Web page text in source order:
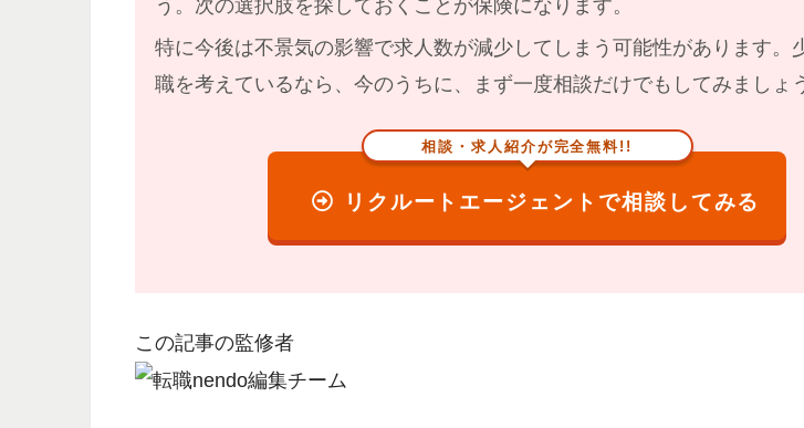
う。 次の選択肢を探しておくことが保険になります。
特に今後は不景気の影響で求人数が減少してしまう可能性があります。
職を考えているなら、今のうちに、まず一度相談だけでもしてみましょ
相談・求人紹介が完全無料!!
リクルートエージェントで相談してみる
この記事の監修者